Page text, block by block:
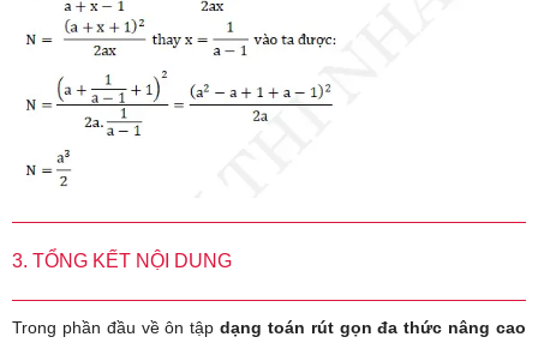
3. TỔNG KẾT NỘI DUNG
Trong phần đầu về ôn tậpdạng toán rút gọn đa thức nâng cao